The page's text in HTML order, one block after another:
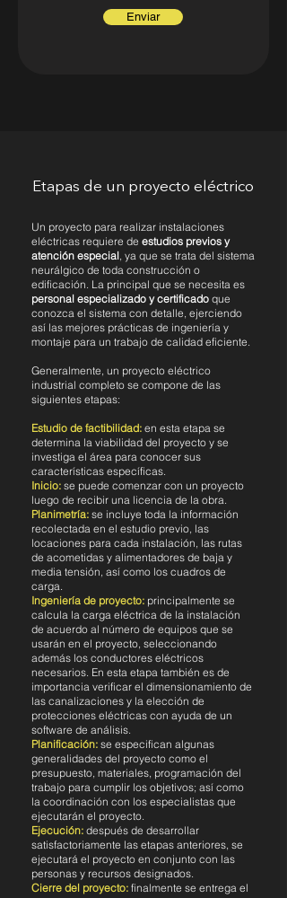
Enviar
Etapas de un proyecto eléctrico
Un proyecto para realizar instalaciones
eléctricas requiere de estudios previos y
atención especial, ya que se trata del sistema
neurálgico de toda construcción o
edificación. La principal que se necesita es
personal especializado y certificado que
conozca el sistema con detalle, ejerciendo
así las mejores prácticas de ingeniería y
montaje para un trabajo de calidad eficiente.
Generalmente, un proyecto eléctrico
industrial completo se compone de las
siguientes etapas:
Estudio de factibilidad: en esta etapa se
determina la viabilidad del proyecto y se
investiga el área para conocer sus
características específicas.
Inicio: se puede comenzar con un proyecto
luego de recibir una licencia de la obra.
Planimetría: se incluye toda la información
recolectada en el estudio previo, las
locaciones para cada instalación, las rutas
de acometidas y alimentadores de baja y
media tensión, así como los cuadros de
carga.
Ingeniería de proyecto: principalmente se
calcula la carga eléctrica de la instalación
de acuerdo al número de equipos que se
usarán en el proyecto, seleccionando
además los conductores eléctricos
necesarios. En esta etapa también es de
importancia verificar el dimensionamiento de
las canalizaciones y la elección de
protecciones eléctricas con ayuda de un
software de análisis.
Planificación: se especifican algunas
generalidades del proyecto como el
presupuesto, materiales, programación del
trabajo para cumplir los objetivos; así como
la coordinación con los especialistas que
ejecutarán el proyecto.
Ejecución: después de desarrollar
satisfactoriamente las etapas anteriores, se
ejecutará el proyecto en conjunto con las
personas y recursos designados.
Cierre del proyecto: finalmente se entrega el